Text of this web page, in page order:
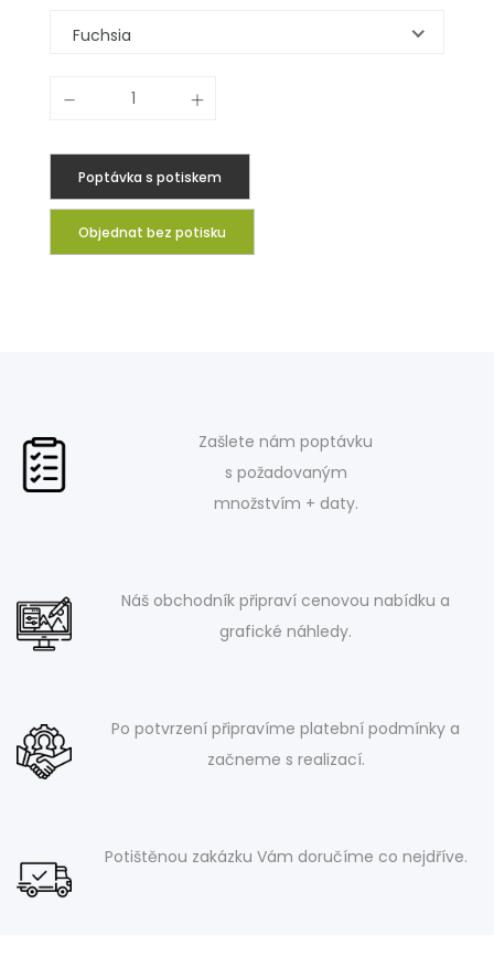
Fuchsia
Poptávka s potiskem
Objednat bez potisku
Zašlete nám poptávku
s požadovaným
množstvím + daty.
Náš obchodník připraví cenovou nabídku a
grafické náhledy.
Po potvrzení připravíme platební podmínky a
začneme s realizací.
Potištěnou zakázku Vám doručíme co nejdříve.